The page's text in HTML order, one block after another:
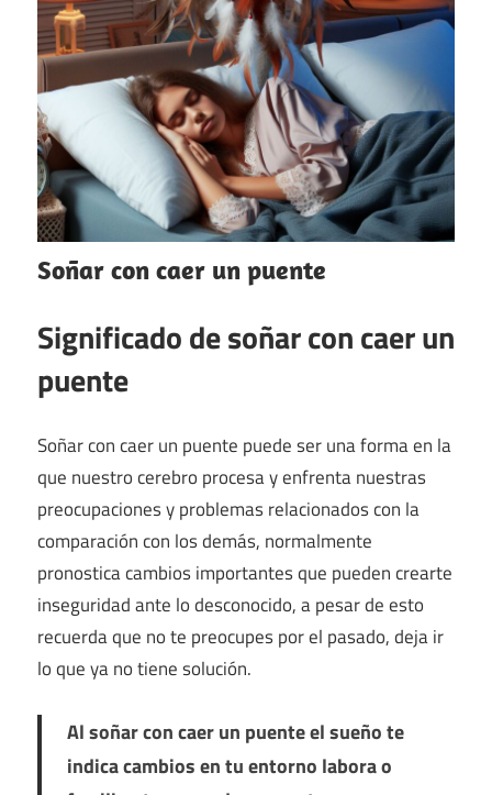
Soñar con caer un puente
Significado de soñar con caer un
puente
Soñar con caer un puente puede ser una forma en la
que nuestro cerebro procesa y enfrenta nuestras
preocupaciones y problemas relacionados con la
comparación con los demás, normalmente
pronostica cambios importantes que pueden crearte
inseguridad ante lo desconocido, a pesar de esto
recuerda que no te preocupes por el pasado, deja ir
lo que ya no tiene solución.
Al soñar con caer un puente el sueño te
indica cambios en tu entorno labora o